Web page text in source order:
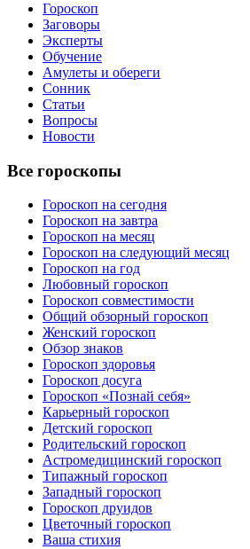
Гороскоп
Заговоры
Эксперты
Обучение
Амулеты и обереги
Сонник
Статьи
Вопросы
Новости
Все гороскопы
Гороскоп на сегодня
Гороскоп на завтра
Гороскоп на месяц
Гороскоп на следующий месяц
Гороскоп на год
Любовный гороскоп
Гороскоп совместимости
Общий обзорный гороскоп
Женский гороскоп
Обзор знаков
Гороскоп здоровья
Гороскоп досуга
Гороскоп «Познай себя»
Карьерный гороскоп
Детский гороскоп
Родительский гороскоп
Астромедицинский гороскоп
Типажный гороскоп
Западный гороскоп
Гороскоп друидов
Цветочный гороскоп
Ваша стихия